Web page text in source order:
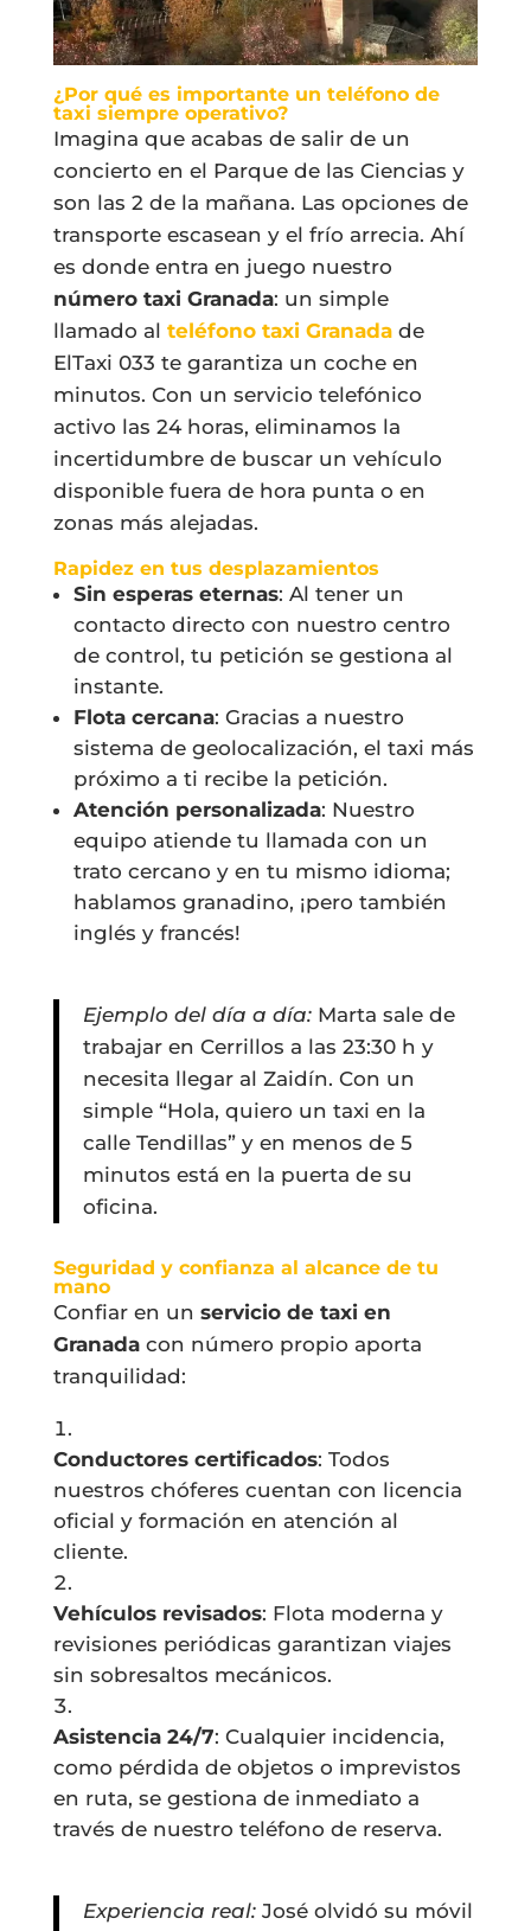
¿Por qué es importante un teléfono de
taxi siempre operativo?
Imagina que acabas de salir de un
concierto en el Parque de las Ciencias y
son las 2 de la mañana. Las opciones de
transporte escasean y el frío arrecia. Ahí
es donde entra en juego nuestro
número taxi Granada: un simple
llamado al teléfono taxi Granadade
ElTaxi 033 te garantiza un coche en
minutos. Con un servicio telefónico
activo las 24 horas, eliminamos la
incertidumbre de buscar un vehículo
disponible fuera de hora punta o en
zonas más alejadas.
Rapidez en tus desplazamientos
Sin esperas eternas: Al tener un
contacto directo con nuestro centro
de control, tu petición se gestiona al
instante.
Flota cercana: Gracias a nuestro
sistema de geolocalización, el taxi más
próximo a ti recibe la petición.
Atención personalizada: Nuestro
equipo atiende tu llamada con un
trato cercano y en tu mismo idioma;
hablamos granadino, ¡pero también
inglés y francés!
Ejemplo del día a día:Marta sale de
trabajar en Cerrillos a las 23:30 h y
necesita llegar al Zaidín. Con un
simple “Hola, quiero un taxi en la
calle Tendillas” y en menos de 5
minutos está en la puerta de su
oficina.
Seguridad y confianza al alcance de tu
mano
Confiar en un servicio de taxi en
Granadacon número propio aporta
tranquilidad:
Conductores certificados: Todos
nuestros chóferes cuentan con licencia
oficial y formación en atención al
cliente.
Vehículos revisados: Flota moderna y
revisiones periódicas garantizan viajes
sin sobresaltos mecánicos.
Asistencia 24/7: Cualquier incidencia,
como pérdida de objetos o imprevistos
en ruta, se gestiona de inmediato a
través de nuestro teléfono de reserva.
Experiencia real:José olvidó su móvil